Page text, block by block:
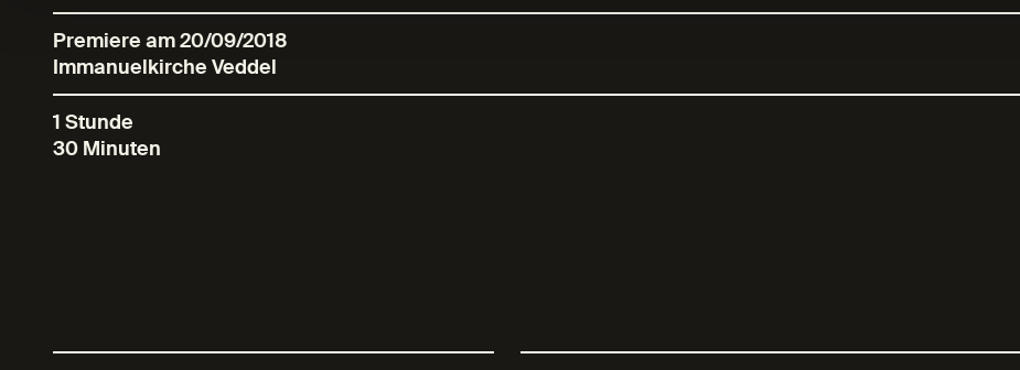
Premiere am 20/09/2018
Immanuelkirche Veddel
1 Stunde
30 Minuten